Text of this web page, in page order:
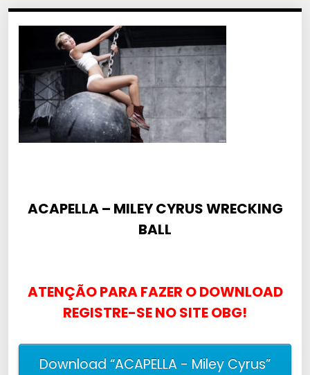
ACAPELLA – MILEY CYRUS WRECKING
BALL
ATENÇÃO PARA FAZER O DOWNLOAD
REGISTRE-SE NO SITE OBG!
Download “ACAPELLA - Miley Cyrus”